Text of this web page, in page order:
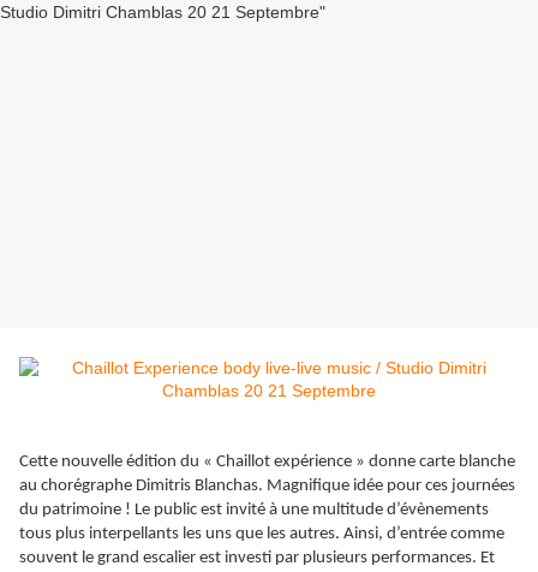
Cette nouvelle édition du « Chaillot expérience » donne carte blanche
au chorégraphe Dimitris Blanchas. Magnifique idée pour ces journées
du patrimoine ! Le public est invité à une multitude d’évènements
tous plus interpellants les uns que les autres. Ainsi, d’entrée comme
souvent le grand escalier est investi par plusieurs performances. Et